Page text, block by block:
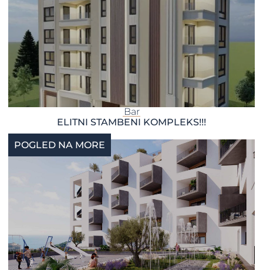
Bar
ELITNI STAMBENI KOMPLEKS!!!
POGLED NA MORE